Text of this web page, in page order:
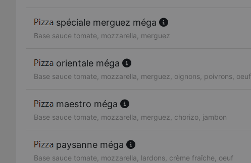
spéciale merguez méga
Base sauce tomate, mozzarella, merguez
orientale méga
Base sauce tomate, mozzarella, merguez, oignons, poivrons, oeuf
maestro méga
Base sauce tomate, mozzarella, merguez, chorizo, jambon
paysanne méga
Base sauce tomate, mozzarella, lardons, crème fraîche, oeuf